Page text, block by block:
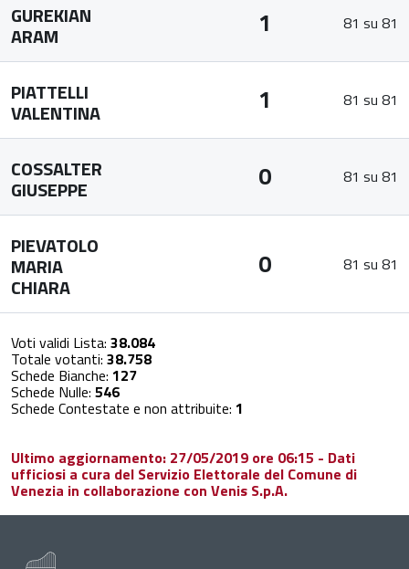
GUREKIAN
ARAM 1 81 su 81
PIATTELLI
VALENTINA 1 81 su 81
COSSALTER
GIUSEPPE 0 81 su 81
PIEVATOLO
MARIA
CHIARA
0 81 su 81
Voti validi Lista: 38.084
Totale votanti: 38.758
Schede Bianche: 127
Schede Nulle: 546
Schede Contestate e non attribuite: 1
Ultimo aggiornamento: 27/05/2019 ore 06:15 - Dati
ufficiosi a cura del Servizio Elettorale del Comune di
Venezia in collaborazione con Venis S.p.A.